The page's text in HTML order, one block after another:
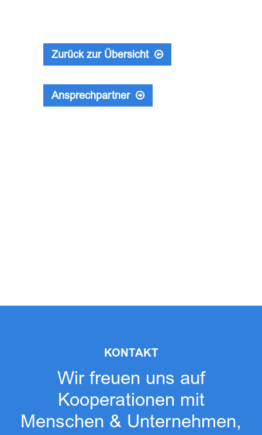
Zurück zur Übersicht
Ansprechpartner
KONTAKT
Wir freuen uns auf
Kooperationen mit
Menschen & Unternehmen,